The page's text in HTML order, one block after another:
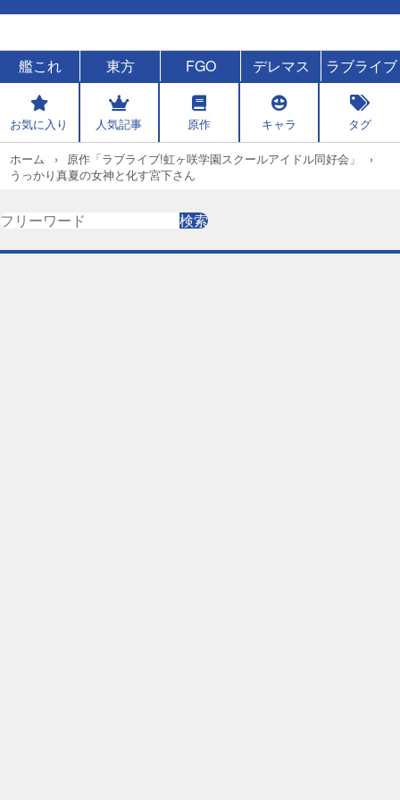
艦これ 東方 FGO デレマス ラブライブ
お気に入り 人気記事 原作 キャラ タグ
ホーム
原作「ラブライブ!虹ヶ咲学園スクールアイドル同好会」
うっかり真夏の女神と化す宮下さん
検
索
検索